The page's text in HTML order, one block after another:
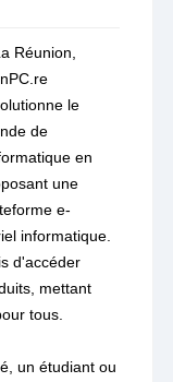
Réunion,
le
de
en
une
e-
informatique.
d'accéder
mettant
tous.
un étudiant ou